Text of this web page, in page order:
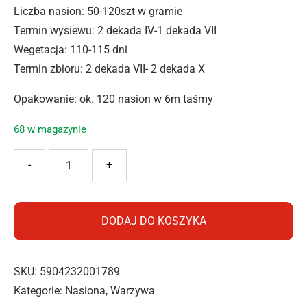
Liczba nasion: 50-120szt w gramie
Termin wysiewu: 2 dekada IV-1 dekada VII
Wegetacja: 110-115 dni
Termin zbioru: 2 dekada VII- 2 dekada X
Opakowanie: ok. 120 nasion w 6m taśmy
68 w magazynie
ilość PNOS BURAK ĆWIKŁOWY OPOLSKI 6M
+
-
DODAJ DO KOSZYKA
SKU: 5904232001789
Kategorie: Nasiona, Warzywa